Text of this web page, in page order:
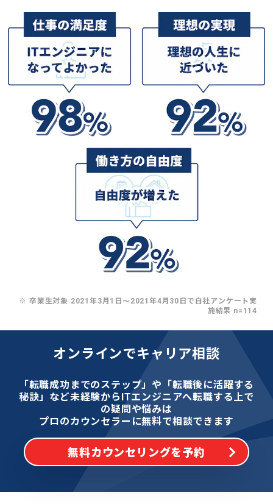
※ 卒業生対象 2021年3月1日〜2021年4月30日で自社アンケート実
施結果 n=114
オンラインでキャリア相談
「転職成功までのステップ」や「転職後に活躍する
秘訣」など未経験からITエンジニアへ転職する上で
の疑問や悩みは
プロのカウンセラーに無料で相談できます
無料カウンセリングを予約